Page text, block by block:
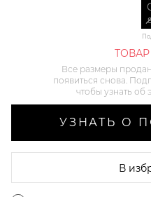
Все размеры
появиться снова.
чтобы узнать об
УЗНАТЬ О
В